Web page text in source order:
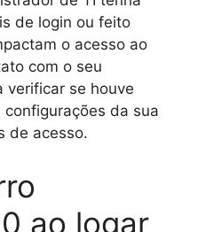
de login ou feito
o acesso ao
com o seu
verificar se houve
da sua
de acesso.
ao logar